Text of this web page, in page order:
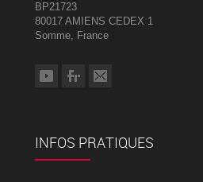
BP21723
80017 AMIENS CEDEX 1
Somme, France
INFOS PRATIQUES